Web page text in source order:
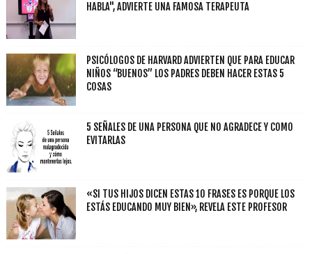
HABLA", ADVIERTE UNA FAMOSA TERAPEUTA
PSICÓLOGOS DE HARVARD ADVIERTEN QUE PARA EDUCAR
NIÑOS “BUENOS” LOS PADRES DEBEN HACER ESTAS 5
COSAS
5 SEÑALES DE UNA PERSONA QUE NO AGRADECE Y COMO
EVITARLAS
«SI TUS HIJOS DICEN ESTAS 10 FRASES ES PORQUE LOS
ESTÁS EDUCANDO MUY BIEN», REVELA ESTE PROFESOR